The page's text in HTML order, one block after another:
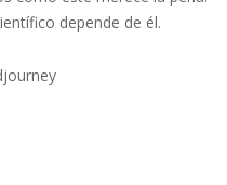
depende de él.